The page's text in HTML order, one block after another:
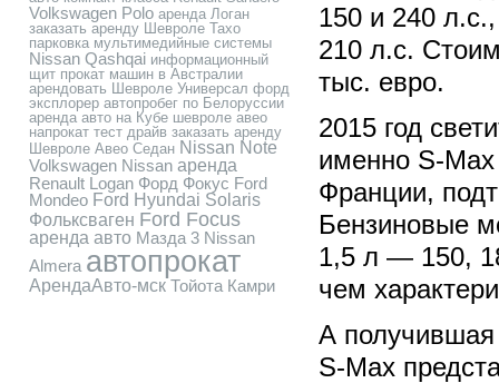
Volkswagen Polo аренда Логан
заказать аренду Шевроле Тахо
парковка мультимедийные системы
Nissan Qashqai информационный
щит прокат машин в Австралии
арендовать Шевроле Универсал форд
эксплорер автопробег по Белоруссии
аренда авто на Кубе шевроле авео
напрокат тест драйв заказать аренду
Шевроле Авео Седан Nissan Note
Volkswagen Nissan аренда
Renault Logan Форд Фокус Ford
Mondeo Ford Hyundai Solaris
Фольксваген Ford Focus
аренда авто Мазда 3 Nissan
Almera автопрокат
АрендаАвто-мск Тойота Камри
150 и 240
210 л.с.
тыс. евро.
2015 год
именно S-
Франции,
Бензиновые
1,5 л — 150,
чем
А получившая
S-Max